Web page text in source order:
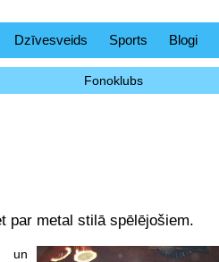
Dzīvesveids Sports Blogi
Fonoklubs
par metal stilā spēlējošiem.
un